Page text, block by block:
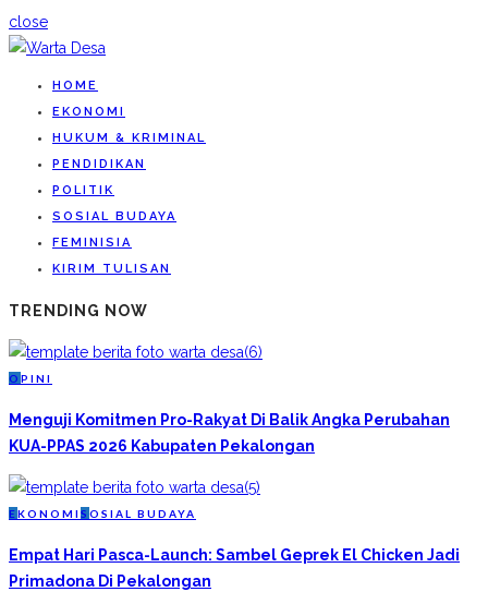
close
HOME
EKONOMI
HUKUM & KRIMINAL
PENDIDIKAN
POLITIK
SOSIAL BUDAYA
FEMINISIA
KIRIM TULISAN
TRENDING NOW
O PINI
Menguji Komitmen Pro-Rakyat Di Balik Angka Perubahan
KUA-PPAS 2026 Kabupaten Pekalongan
EKONOMI S OSIAL BUDAYA
Empat Hari Pasca-Launch: Sambel Geprek El Chicken Jadi
Primadona Di Pekalongan